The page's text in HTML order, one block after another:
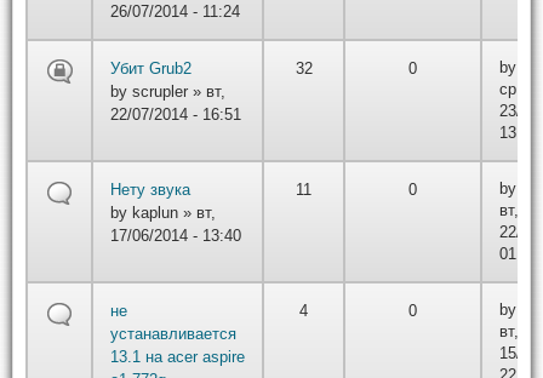
26/07/2014 - 11:24
Убит Grub2
by scrupler » вт,
22/07/2014 - 16:51
32 0 by
ср,
23/
13:28
Нету звука
by kaplun » вт,
17/06/2014 - 13:40
11 0 by
вт,
22/
01:07
не
устанавливается
13.1 на acer aspire
4 0 by
вт,
15/